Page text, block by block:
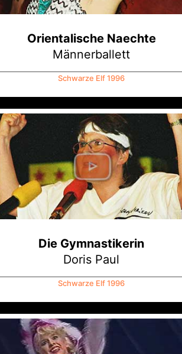
Orientalische Naechte
Männerballett
Schwarze Elf 1996
Die Gymnastikerin
Doris Paul
Schwarze Elf 1996